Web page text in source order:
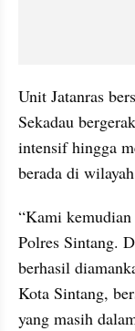
Unit Jatanras
Sekadau
intensif hingga
berada di
“Kami
Polres Sintang.
berhasil
Kota Sintang,
yang masih